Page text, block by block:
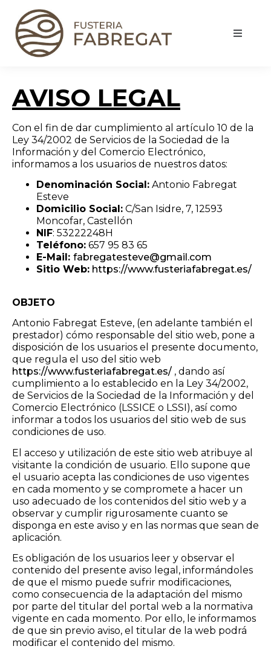
AVISO LEGAL
Con el fin de dar cumplimiento al artículo 10 de la
Ley 34/2002 de Servicios de la Sociedad de la
Información y del Comercio Electrónico,
informamos a los usuarios de nuestros datos:
Denominación Social: Antonio Fabregat
Esteve
Domicilio Social: C/San Isidre, 7, 12593
Moncofar, Castellón
NIF: 53222248H
Teléfono: 657 95 83 65
E-Mail: fabregatesteve@gmail.com
Sitio Web: https://www.fusteriafabregat.es/
OBJETO
Antonio Fabregat Esteve, (en adelante también el
prestador) cómo responsable del sitio web, pone a
disposición de los usuarios el presente documento,
que regula el uso del sitio web
https://www.fusteriafabregat.es/ , dando así
cumplimiento a lo establecido en la Ley 34/2002,
de Servicios de la Sociedad de la Información y del
Comercio Electrónico (LSSICE o LSSI), así como
informar a todos los usuarios del sitio web de sus
condiciones de uso.
El acceso y utilización de este sitio web atribuye al
visitante la condición de usuario. Ello supone que
el usuario acepta las condiciones de uso vigentes
en cada momento y se compromete a hacer un
uso adecuado de los contenidos del sitio web y a
observar y cumplir rigurosamente cuanto se
disponga en este aviso y en las normas que sean de
aplicación.
Es obligación de los usuarios leer y observar el
contenido del presente aviso legal, informándoles
de que el mismo puede sufrir modificaciones,
como consecuencia de la adaptación del mismo
por parte del titular del portal web a la normativa
vigente en cada momento. Por ello, le informamos
de que sin previo aviso, el titular de la web podrá
modificar el contenido del mismo.